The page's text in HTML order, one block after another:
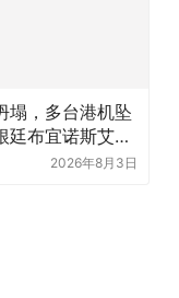
塌，多台港机坠
廷布宜诺斯艾利
雨事故2026年8月3日